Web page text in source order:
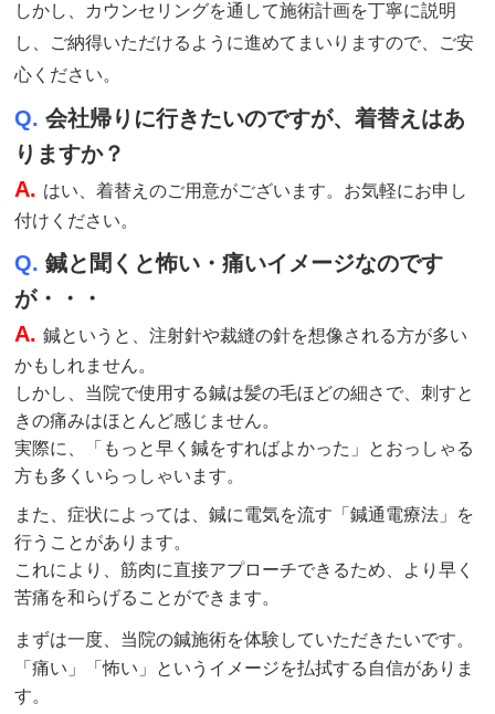
しかし、カウンセリングを通して施術計画を丁寧に説明
し、ご納得いただけるように進めてまいりますので、ご安
心ください。
Q.会社帰りに行きたいのですが、着替えはあ
りますか？
A. はい、着替えのご用意がございます。お気軽にお申し
付けください。
Q.鍼と聞くと怖い・痛いイメージなのです
が・・・
A.鍼というと、注射針や裁縫の針を想像される方が多い
かもしれません。
しかし、当院で使用する鍼は髪の毛ほどの細さで、刺すと
きの痛みはほとんど感じません。
実際に、「もっと早く鍼をすればよかった」とおっしゃる
方も多くいらっしゃいます。
また、症状によっては、鍼に電気を流す「鍼通電療法」を
行うことがあります。
これにより、筋肉に直接アプローチできるため、より早く
苦痛を和らげることができます。
まずは一度、当院の鍼施術を体験していただきたいです。
「痛い」「怖い」というイメージを払拭する自信がありま
す。